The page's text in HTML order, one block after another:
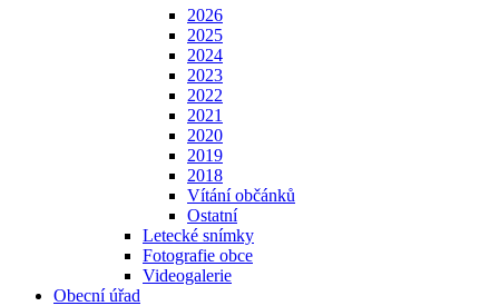
2026
2025
2024
2023
2022
2021
2020
2019
2018
Vítání občánků
Ostatní
Letecké snímky
Fotografie obce
Videogalerie
Obecní úřad